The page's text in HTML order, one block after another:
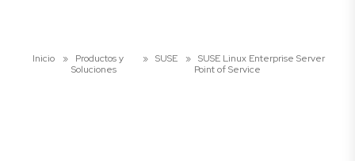
Inicio »
Productos y
Soluciones
» SUSE » SUSE Linux Enterprise Server
Point of Service